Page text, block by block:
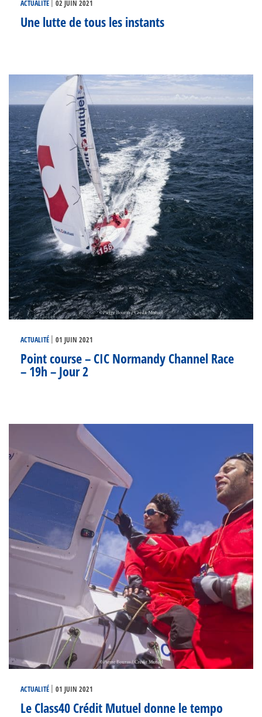
ACTUALITÉ 02 JUIN 2021
Une lutte de tous les instants
ACTUALITÉ | 01 JUIN 2021
Point course – CIC Normandy Channel Race
– 19h – Jour 2
ACTUALITÉ | 01 JUIN 2021
Le Class40 Crédit Mutuel donne le tempo